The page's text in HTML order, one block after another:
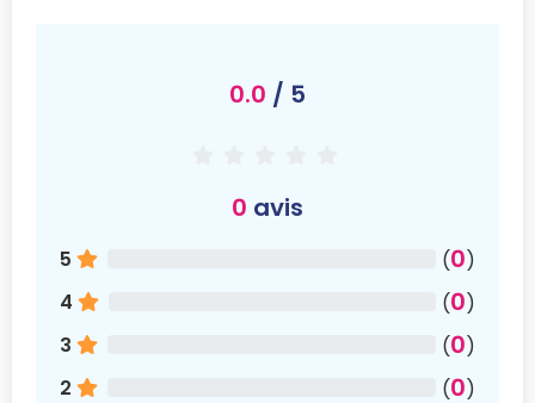
0.0 / 5
0 avis
5 (0)
4
(0)
3
(0)
2
(0)